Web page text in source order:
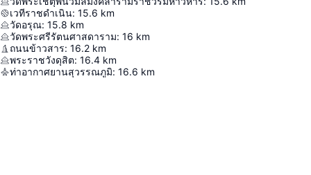
เวทีราชดำเนิน: 15.6 km
วัดอรุณ: 15.8 km
วัดพระศรีรัตนศาสดาราม: 16 km
ถนนข้าวสาร: 16.2 km
พระราชวังดุสิต: 16.4 km
ท่าอากาศยานสุวรรณภูมิ: 16.6 km